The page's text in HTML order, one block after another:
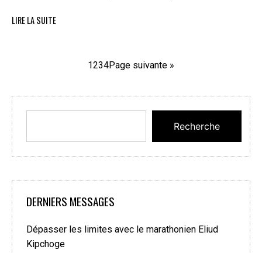
LIRE LA SUITE
1234Page suivante »
Recherche
DERNIERS MESSAGES
Dépasser les limites avec le marathonien Eliud
Kipchoge